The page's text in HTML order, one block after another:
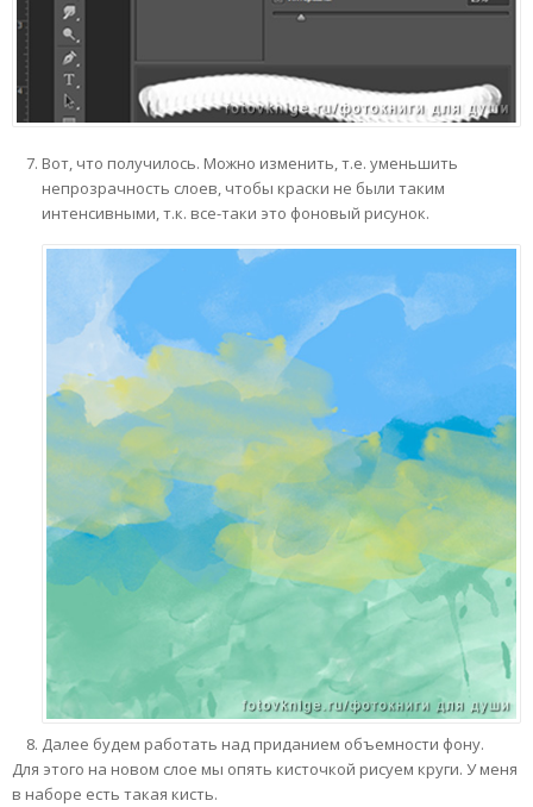
Вот, что получилось. Можно изменить, т.е. уменьшить
непрозрачность слоев, чтобы краски не были таким
интенсивными, т.к. все-таки это фоновый рисунок.
Далее будем работать над приданием объемности фону.
Для этого на новом слое мы опять кисточкой рисуем круги. У меня
в наборе есть такая кисть.